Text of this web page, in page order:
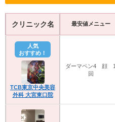
クリニック名 最安値メニュー
人気
おすすめ！
TCB東京中央美容
外科 大宮東口院
ダーマペン4 顔 1
回